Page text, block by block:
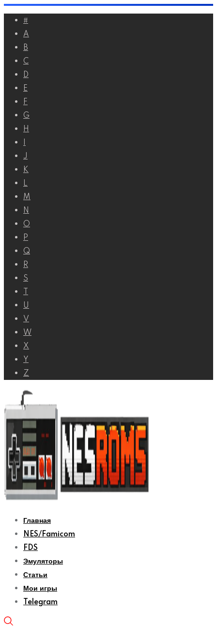
Перейти
контенту
#
A
B
C
D
E
F
G
H
J
K
L
M
N
O
P
Q
R
S
U
V
W
X
Y
Z
Главная
NES/Famicom
FDS
Эмуляторы
Статьи
Мои игры
Telegram